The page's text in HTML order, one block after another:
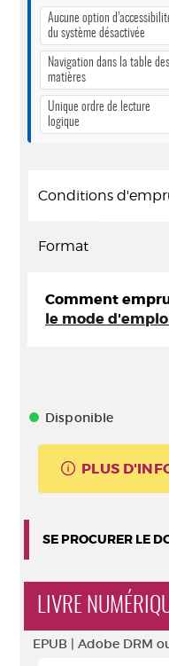
Aucune option
du système désactivée
Navigation dans la table des
matières
Unique ordre de lecture
logique
Conditions
Format
Comment
le mode
Disponible
PLUS
SE PROCURER LE
LIVRE
EPUB | Adobe DRM